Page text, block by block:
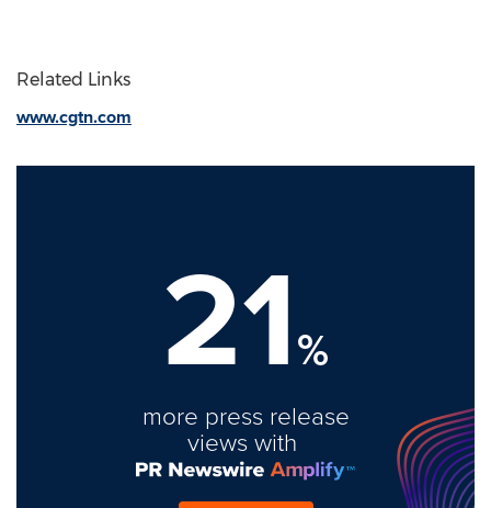
Related Links
www.cgtn.com
21%
more press release
views with